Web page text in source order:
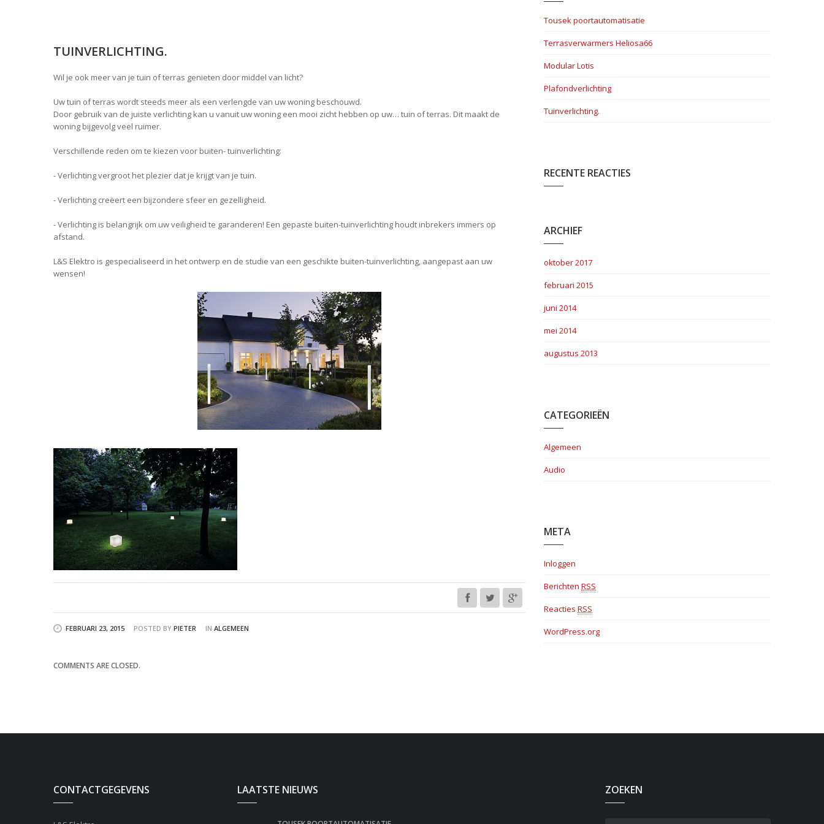
TUINVERLICHTING.
Wil je ook meer van je tuin of terras genieten door middel van licht?
Uw tuin of terras wordt steeds meer als een verlengde van uw woning beschouwd.
Door gebruik van de juiste verlichting kan u vanuit uw woning een mooi zicht hebben op uw… tuin of terras. Dit maakt de
woning bijgevolg veel ruimer.
Verschillende reden om te kiezen voor buiten- tuinverlichting:
- Verlichting vergroot het plezier dat je krijgt van je tuin.
- Verlichting creëert een bijzondere sfeer en gezelligheid.
- Verlichting is belangrijk om uw veiligheid te garanderen! Een gepaste buiten-tuinverlichting houdt inbrekers immers op
afstand.
L&S Elektro is gespecialiseerd in het ontwerp en de studie van een geschikte buiten-tuinverlichting, aangepast aan uw
wensen!
FEBRUARI 23, 2015 POSTED BY PIETER IN ALGEMEEN
COMMENTS ARE CLOSED.
Tousek poortautomatisatie
Terrasverwarmers Heliosa66
Modular Lotis
Plafondverlichting
Tuinverlichting.
RECENTE REACTIES
ARCHIEF
oktober 2017
februari 2015
juni 2014
mei 2014
augustus 2013
CATEGORIEËN
Algemeen
Audio
META
Inloggen
Berichten RSS
Reacties RSS
WordPress.org
CONTACTGEGEVENS LAATSTE NIEUWS ZOEKEN